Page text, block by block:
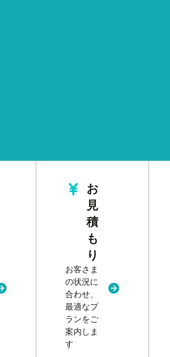
新規タブまたはウィンドウで開く
お
見
積
も
り
お客さま
の状況に
合わせ、
最適なプ
ランをご
案内しま
す
新規タブま